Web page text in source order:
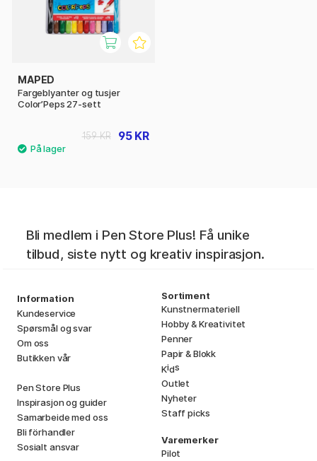
MAPED
Fargeblyanter og tusjer
Color’Peps 27-sett
95 KR
159 KR
Bli medlem i Pen Store Plus! Få unike
tilbud, siste nytt og kreativ inspirasjon.
Information
Kundeservice
Spørsmål og svar
Om oss
Butikken vår
Pen Store Plus
Inspirasjon og guider
Samarbeide med oss
Bli förhandler
Sosialt ansvar
Sortiment
Kunstnermateriell
Hobby & Kreativitet
Penner
Papir & Blokk
Kids
Outlet
Nyheter
Staff picks
Varemerker
Pilot